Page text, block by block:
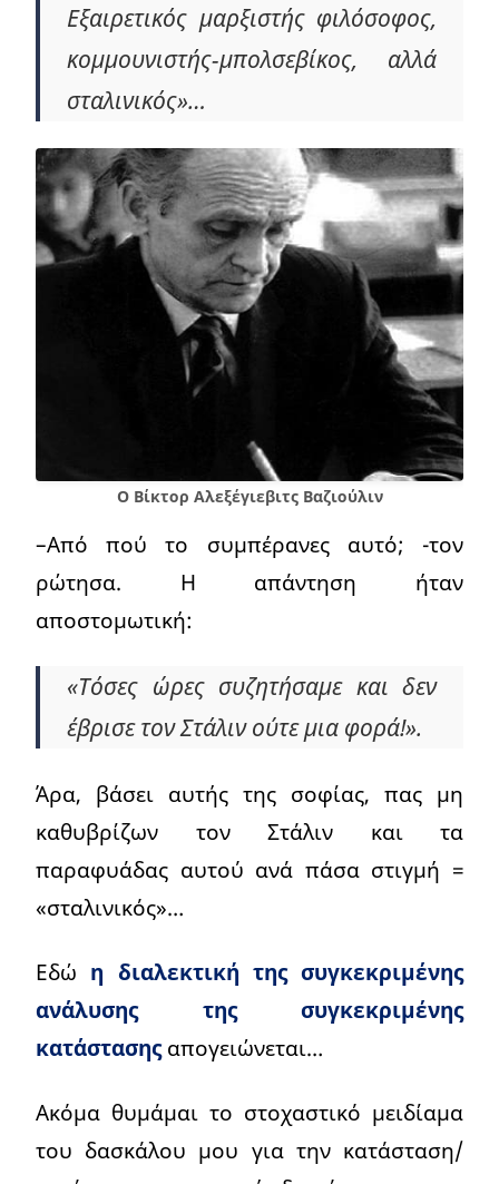
Εξαιρετικός μαρξιστής φιλόσοφος,
κομμουνιστής-μπολσεβίκος, αλλά
σταλινικός»…
Ο Βίκτορ Αλεξέγιεβιτς Βαζιούλιν
–Από πού το συμπέρανες αυτό; -τον
ρώτησα. Η απάντηση ήταν
αποστομωτική:
«Τόσες ώρες συζητήσαμε και δεν
έβρισε τον Στάλιν ούτε μια φορά!».
Άρα, βάσει αυτής της σοφίας, πας μη
καθυβρίζων τον Στάλιν και τα
παραφυάδας αυτού ανά πάσα στιγμή =
«σταλινικός»…
Εδώ η διαλεκτική της συγκεκριμένης
ανάλυσης της συγκεκριμένης
κατάστασηςαπογειώνεται…
Ακόμα θυμάμαι το στοχαστικό μειδίαμα
του δασκάλου μου για την κατάσταση/